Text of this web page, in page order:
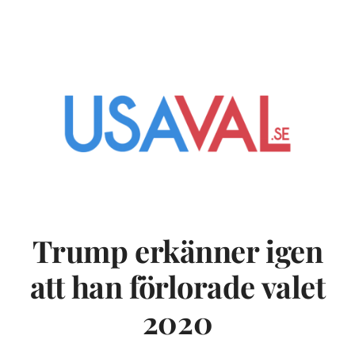
Trump erkänner igen
att han förlorade valet
2020